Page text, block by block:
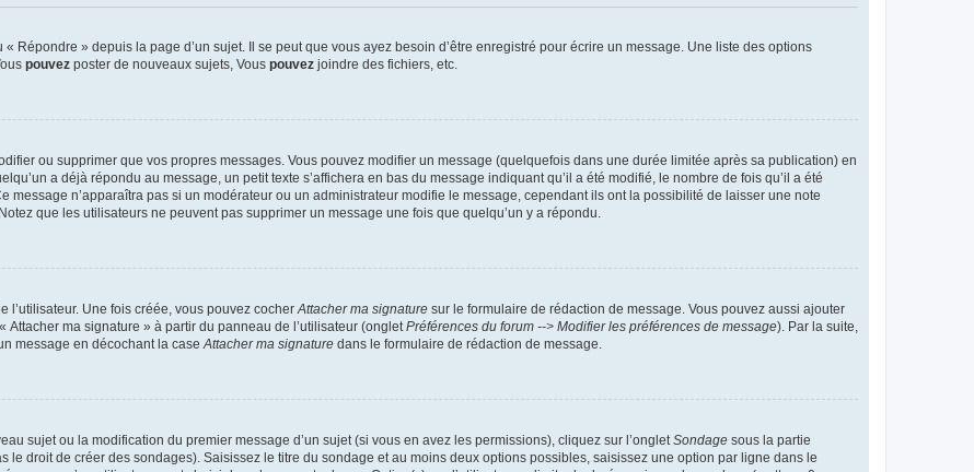
Répondre » depuis la page d’un sujet. Il se peut que vous ayez besoin d’être enregistré pour écrire un message. Une liste des options
pouvez poster de nouveaux sujets, Vous pouvez joindre des fichiers, etc.
ou supprimer que vos propres messages. Vous pouvez modifier un message (quelquefois dans une durée limitée après sa publication) en
a déjà répondu au message, un petit texte s’affichera en bas du message indiquant qu’il a été modifié, le nombre de fois qu’il a été
message n’apparaîtra pas si un modérateur ou un administrateur modifie le message, cependant ils ont la possibilité de laisser une note
que les utilisateurs ne peuvent pas supprimer un message une fois que quelqu’un y a répondu.
l’utilisateur. Une fois créée, vous pouvez cocherAttacher ma signature sur le formulaire de rédaction de message. Vous pouvez aussi ajouter
ma signature » à partir du panneau de l’utilisateur (ongletPréférences du forum --> Modifier les préférences de message). Par la suite,
message en décochant la caseAttacher ma signature dans le formulaire de rédaction de message.
sujet ou la modification du premier message d’un sujet (si vous en avez les permissions), cliquez sur l’ongletSondage sous la partie
le droit de créer des sondages). Saisissez le titre du sondage et au moins deux options possibles, saisissez une option par ligne dans le